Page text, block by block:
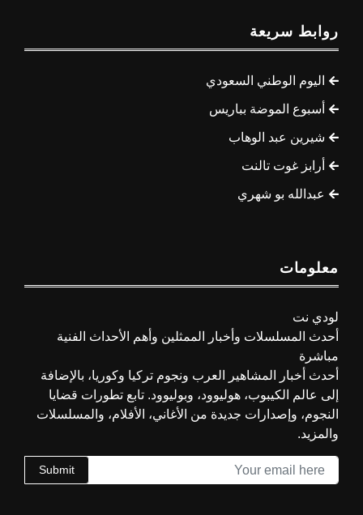
روابط سريعة
اليوم الوطني السعودي
أسبوع الموضة بباريس
شيرين عبد الوهاب
أرابز غوت تالنت
عبدالله بو شهري
معلومات
لودي نت
أحدث المسلسلات وأخبار الممثلين وأهم الأحداث الفنية
مباشرة
أحدث أخبار المشاهير العرب ونجوم تركيا وكوريا، بالإضافة
إلى عالم الكيبوب، هوليوود، وبوليوود. تابع تطورات قضايا
النجوم، وإصدارات جديدة من الأغاني، الأفلام، والمسلسلات
والمزيد.
Submit